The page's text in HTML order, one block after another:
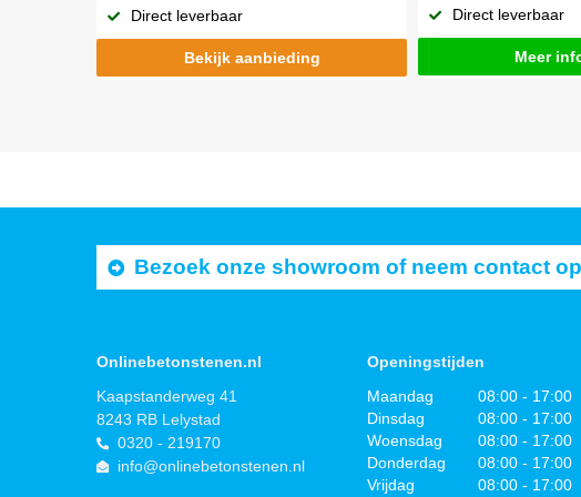
Direct leverbaar
Bekijk aanbieding
Direct leverbaar
Meer
Bezoek onze showroom of neem contact
Onlinebetonstenen.nl
Kaapstanderweg 41
8243 RB Lelystad
0320 - 219170
info@onlinebetonstenen.nl
Openingstijden
Maandag
08:00 - 17:00
Dinsdag
08:00 - 17:00
Woensdag
08:00 - 17:00
Donderdag
08:00 - 17:00
Vrijdag
08:00 - 17:00